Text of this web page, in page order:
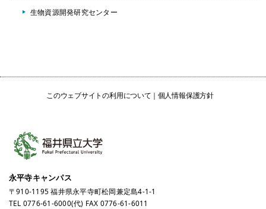
生物資源開発研究センター
このウェブサイトの利用について 個人情報保護方針
永平寺キャンパス
〒910-1195 福井県永平寺町松岡兼定島4-1-1
TEL 0776-61-6000(代) FAX 0776-61-6011